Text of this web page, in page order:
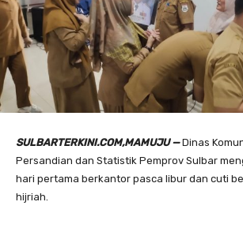
SULBARTERKINI.COM,MAMUJU —Dinas
Persandian dan Statistik Pemprov Sulbar
hari pertama berkantor pasca libur dan cuti
hijriah.